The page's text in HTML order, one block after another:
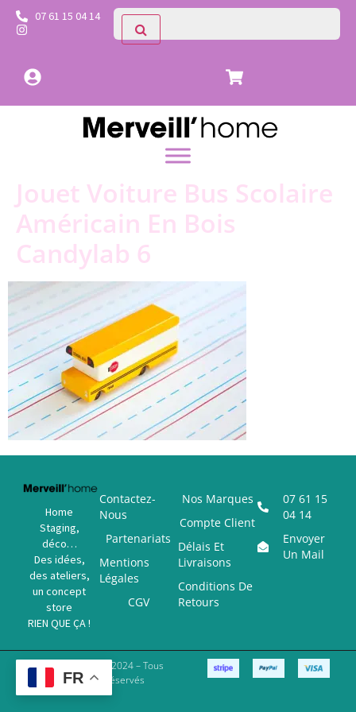
07 61 15 04 14
Jouet Voiture Bus Scolaire
Américain En Bois
Candylab 6
Home
Staging,
déco…
Des idées,
des ateliers,
un concept
store
RIEN QUE ÇA !
Contactez-
Nous
Partenariats
Mentions
Légales
CGV
Nos Marques
Compte Client
Délais Et
Livraisons
Conditions De
Retours
07 61 15
04 14
Envoyer
Un Mail
Copyright © 2024 – Tous
Droits Réservés
FR